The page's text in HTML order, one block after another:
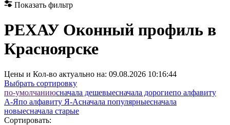
Показать фильтр
РЕХАУ Оконный профиль в
Красноярске
Цены и Кол-во актуально на: 09.08.2026 10:16:44
Выбрать сортировку
по-умолчаниюcначала дешевыеcначала дорогиепо алфавиту
А-Япо алфавиту Я-Аcначала популярныеcначала
новыеcначала старые
Сортировать: